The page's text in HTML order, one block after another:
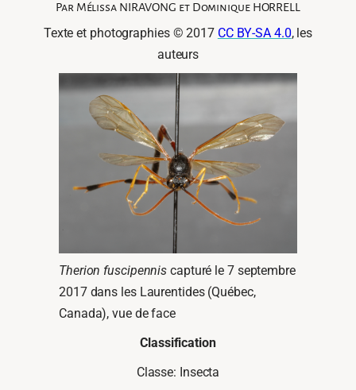
Par Mélissa NIRAVONG et Dominique HORRELL
Texte et photographies © 2017 CC BY-SA 4.0, les
auteurs
Therion fuscipennis capturé le 7 septembre
2017 dans les Laurentides (Québec,
Canada), vue de face
Classification
Classe: Insecta